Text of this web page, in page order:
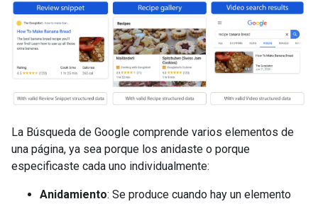
La Búsqueda de Google comprende varios elementos de
una página, ya sea porque los anidaste o porque
especificaste cada uno individualmente:
Anidamiento: Se produce cuando hay un elemento